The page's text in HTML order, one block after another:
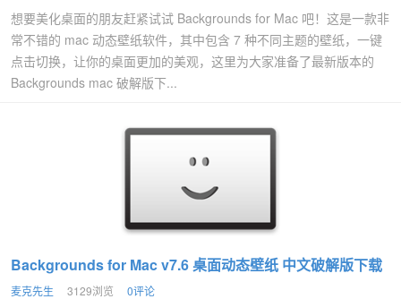
想要美化桌面的朋友赶紧试试 Backgrounds for Mac 吧！这是一款非
常不错的 mac 动态壁纸软件，其中包含 7 种不同主题的壁纸，一键
点击切换，让你的桌面更加的美观，这里为大家准备了最新版本的
Backgrounds mac 破解版下...
Backgrounds for Mac v7.6 桌面动态壁纸 中文破解版下载
麦克先生 3129浏览 0评论